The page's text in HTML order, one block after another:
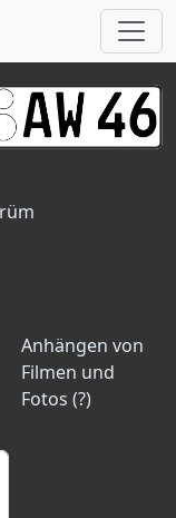
Anhängen von
Filmen und
Fotos (?)